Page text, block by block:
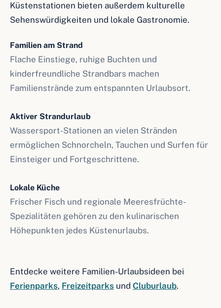
Küstenstationen bieten außerdem kulturelle
Sehenswürdigkeiten und lokale Gastronomie.
Familien am Strand
Flache Einstiege, ruhige Buchten und
kinderfreundliche Strandbars machen
Familienstrände zum entspannten Urlaubsort.
Aktiver Strandurlaub
Wassersport-Stationen an vielen Stränden
ermöglichen Schnorcheln, Tauchen und Surfen für
Einsteiger und Fortgeschrittene.
Lokale Küche
Frischer Fisch und regionale Meeresfrüchte-
Spezialitäten gehören zu den kulinarischen
Höhepunkten jedes Küstenurlaubs.
Entdecke weitere Familien-Urlaubsideen bei
Ferienparks, Freizeitparks und Cluburlaub.